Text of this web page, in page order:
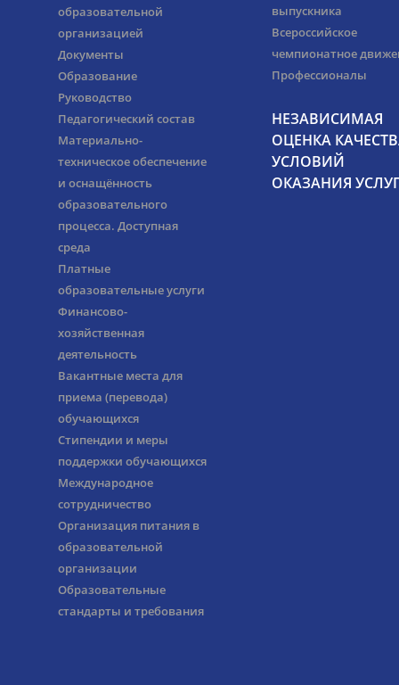
образовательной
организацией
Документы
Образование
Руководство
Педагогический состав
Материально-
техническое обеспечение
и оснащённость
образовательного
процесса. Доступная
среда
Платные
образовательные услуги
Финансово-
хозяйственная
деятельность
Вакантные места для
приема (перевода)
обучающихся
Стипендии и меры
поддержки обучающихся
Международное
сотрудничество
Организация питания в
образовательной
организации
Образовательные
стандарты и требования
выпускника
Всероссийское
чемпионатное
Профессионалы
НЕЗАВИСИМАЯ
ОЦЕНКА
УСЛОВИЙ
ОКАЗАНИЯ